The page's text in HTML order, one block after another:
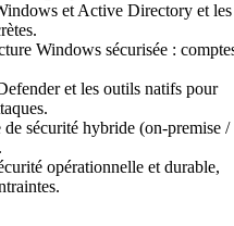
et Active Directory et les
Windows sécurisée :
et les outils natifs pour
sécurité hybride (on-premise /
opérationnelle et durable,